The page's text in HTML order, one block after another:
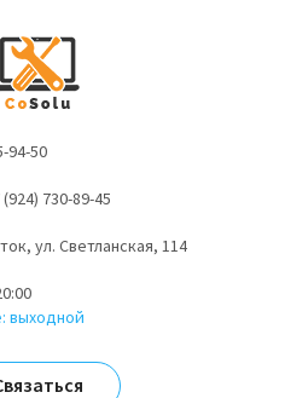
94-50
730-89-45
ул. Светланская, 114
выходной